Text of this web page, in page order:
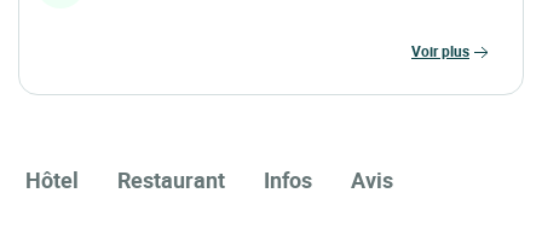
voir plus
Hôtel Restaurant Infos Avis